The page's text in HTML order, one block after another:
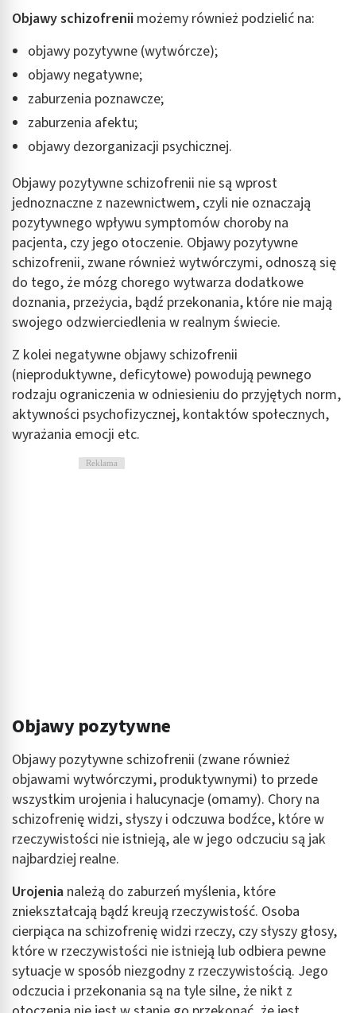
Objawy schizofrenii możemy również podzielić na:
objawy pozytywne (wytwórcze);
objawy negatywne;
zaburzenia poznawcze;
zaburzenia afektu;
objawy dezorganizacji psychicznej.
Objawy pozytywne schizofrenii nie są wprost
jednoznaczne z nazewnictwem, czyli nie oznaczają
pozytywnego wpływu symptomów choroby na
pacjenta, czy jego otoczenie. Objawy pozytywne
schizofrenii, zwane również wytwórczymi, odnoszą się
do tego, że mózg chorego wytwarza dodatkowe
doznania, przeżycia, bądź przekonania, które nie mają
swojego odzwierciedlenia w realnym świecie.
Z kolei negatywne objawy schizofrenii
(nieproduktywne, deficytowe) powodują pewnego
rodzaju ograniczenia w odniesieniu do przyjętych norm,
aktywności psychofizycznej, kontaktów społecznych,
wyrażania emocji etc.
Reklama
Objawy pozytywne
Objawy pozytywne schizofrenii (zwane również
objawami wytwórczymi, produktywnymi) to przede
wszystkim urojenia i halucynacje (omamy). Chory na
schizofrenię widzi, słyszy i odczuwa bodźce, które w
rzeczywistości nie istnieją, ale w jego odczuciu są jak
najbardziej realne.
Urojenia należą do zaburzeń myślenia, które
zniekształcają bądź kreują rzeczywistość. Osoba
cierpiąca na schizofrenię widzi rzeczy, czy słyszy głosy,
które w rzeczywistości nie istnieją lub odbiera pewne
sytuacje w sposób niezgodny z rzeczywistością. Jego
odczucia i przekonania są na tyle silne, że nikt z